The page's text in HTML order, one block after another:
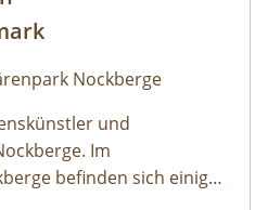
Nockberge
und
Im
befinden sich einige